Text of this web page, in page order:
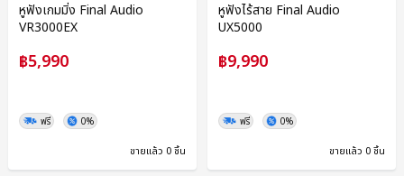
หูฟังเกมมิ่ง Final Audio
VR3000EX
฿5,990
ฟรี 0%
ขายแล้ว 0 ชิ้น
หูฟังไร้สาย Final Audio
UX5000
฿9,990
ฟรี 0%
ขายแล้ว 0 ชิ้น